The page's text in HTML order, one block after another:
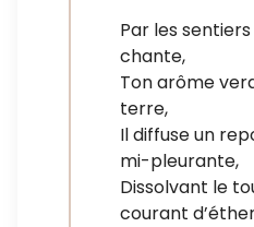
Par les sentiers
chante,
Ton arôme
terre,
Il diffuse un
mi-pleurante,
Dissolvant le
courant